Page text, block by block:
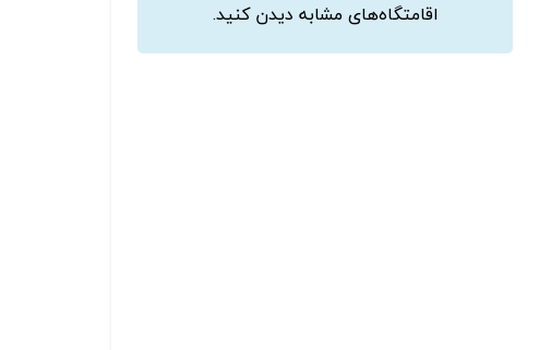
اقامتگاه‌های مشابه دیدن کنید.